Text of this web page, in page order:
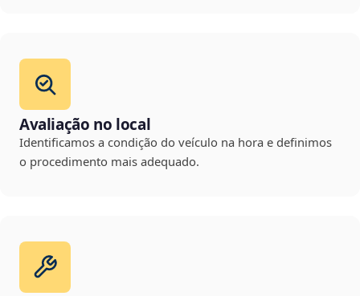
Avaliação no local
Identificamos a condição do veículo na hora e definimos
o procedimento mais adequado.